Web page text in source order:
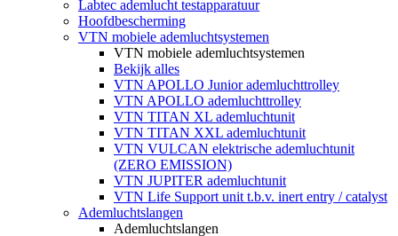
Labtec ademlucht testapparatuur
Hoofdbescherming
VTN mobiele ademluchtsystemen
VTN mobiele ademluchtsystemen
Bekijk alles
VTN APOLLO Junior ademluchttrolley
VTN APOLLO ademluchttrolley
VTN TITAN XL ademluchtunit
VTN TITAN XXL ademluchtunit
VTN VULCAN elektrische ademluchtunit
(ZERO EMISSION)
VTN JUPITER ademluchtunit
VTN Life Support unit t.b.v. inert entry / catalyst
Ademluchtslangen
Ademluchtslangen